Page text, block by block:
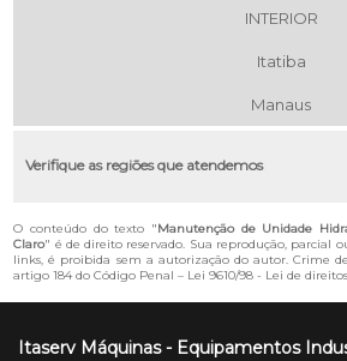
INTERIOR
Itatiba
Manaus
Verifique as regiões que atendemos
O conteúdo do texto "Manutenção de Unidade
Claro" é de direito reservado. Sua reprodução, parcial
links, é proibida sem a autorização do autor. Crime
artigo 184 do Código Penal – Lei 9610/98 - Lei de
Itaserv Máquinas - Equipamentos